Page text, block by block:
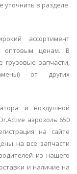
в разделе
ассортимент
оптовым ценам. В
грузовые запчасти,
от других
и воздушной
аэрозоль 650
на сайте
на все запчасти
из нашего
и наличие на